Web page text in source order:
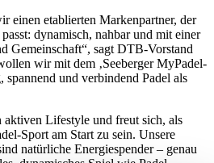
einen etablierten Markenpartner, der
dynamisch, nahbar und mit einer
Gemeinschaft“, sagt DTB-Vorstand
wir mit dem ‚Seeberger MyPadel-
spannend und verbindend Padel als
aktiven Lifestyle und freut sich, als
Sport am Start zu sein. Unsere
natürliche Energiespender – genau